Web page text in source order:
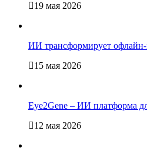
19 мая 2026
ИИ трансформирует
15 мая 2026
Eye2Gene – ИИ платформа
12 мая 2026